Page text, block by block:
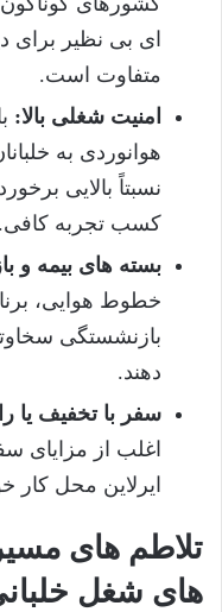
ای بی نظیر برای
متفاوت است.
امنیت شغلی بالا:
هوانوردی به
نسبتاً بالایی
کسب تجربه کافی.
بسته های بیمه و
خطوط هوایی،
بازنشستگی
دهند.
سفر با تخفیف یا
اغلب از مزایای
ایرلاین محل کار
تلاطم های
های شغل